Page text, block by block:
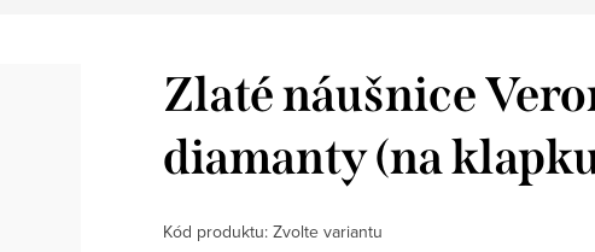
Zlaté náušnice
diamanty (na
Kód produktu: Zvolte variantu